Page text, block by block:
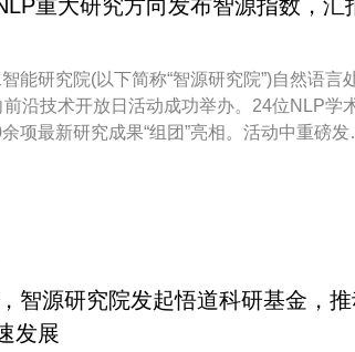
重大研究方向发布智源指数，汇
能研究院(以下简称“智源研究院”)自然语言
沿技术开放日活动成功举办。24位NLP学
项最新研究成果“组团”亮相。活动中重磅发
方案——智源指数,更有OpenHowNet前沿技
智源研究院发起悟道科研基金，推
发展